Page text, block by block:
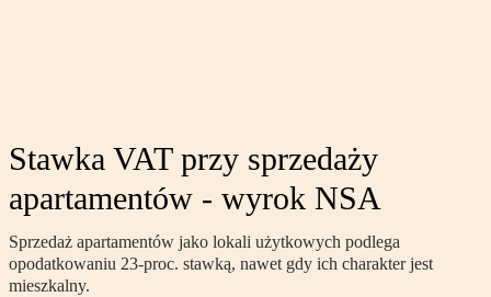
Stawka VAT przy sprzedaży
apartamentów - wyrok NSA
Sprzedaż apartamentów jako lokali użytkowych podlega
opodatkowaniu 23-proc. stawką, nawet gdy ich charakter jest
mieszkalny.